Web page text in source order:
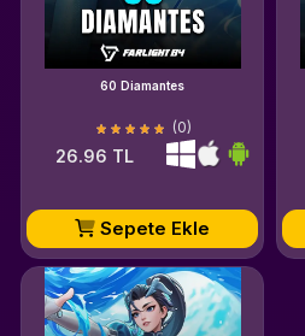
60 Diamantes
(0)
26.96 TL
Sepete Ekle